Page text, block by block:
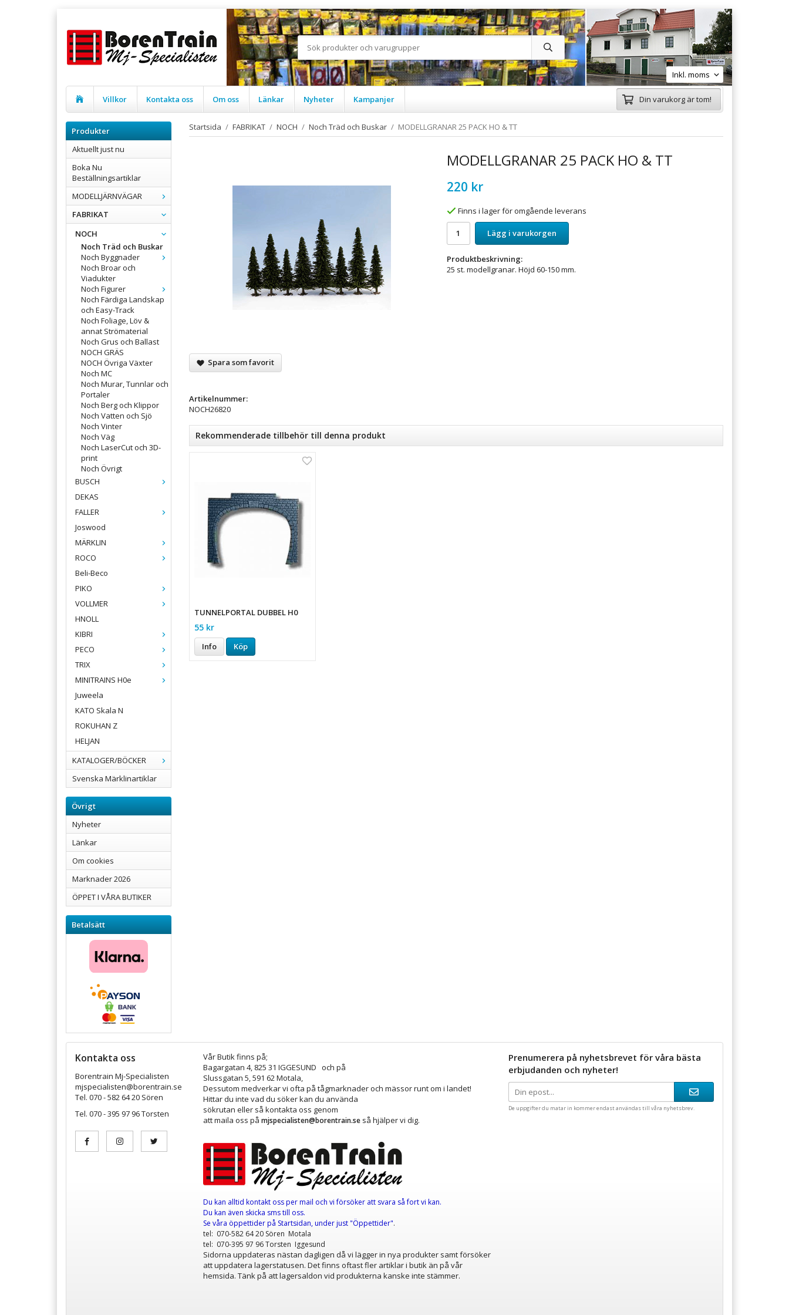
Villkor Kontakta oss Om oss Länkar Nyheter Kampanjer Din varukorg är tom!
Produkter
Aktuellt just nu
Boka Nu
Beställningsartiklar
MODELLJÄRNVÄGAR
FABRIKAT
NOCH
Noch Träd och Buskar
Noch Byggnader
Noch Broar och
Viadukter
Noch Figurer
Noch Färdiga Landskap
och Easy-Track
Noch Foliage, Löv &
annat Strömaterial
Noch Grus och Ballast
NOCH GRÄS
NOCH Övriga Växter
Noch MC
Noch Murar, Tunnlar och
Portaler
Noch Berg och Klippor
Noch Vatten och Sjö
Noch Vinter
Noch Väg
Noch LaserCut och 3D-
print
Noch Övrigt
BUSCH
DEKAS
FALLER
Joswood
MÄRKLIN
ROCO
Beli-Beco
PIKO
VOLLMER
HNOLL
KIBRI
PECO
TRIX
MINITRAINS H0e
Juweela
KATO Skala N
ROKUHAN Z
HELJAN
KATALOGER/BÖCKER
Svenska Märklinartiklar
Övrigt
Nyheter
Länkar
Om cookies
Marknader 2026
ÖPPET I VÅRA BUTIKER
Betalsätt
Startsida / FABRIKAT / NOCH / Noch Träd och Buskar / MODELLGRANAR 25 PACK HO & TT
MODELLGRANAR 25 PACK HO & TT
220 kr
Finns i lager för omgående leverans
Lägg i varukorgen
Produktbeskrivning:
25 st. modellgranar. Höjd 60-150 mm.
Spara som favorit
Artikelnummer:
NOCH26820
Rekommenderade tillbehör till denna produkt
TUNNELPORTAL DUBBEL H0
55 kr
Info Köp
Kontakta oss
Borentrain Mj-Specialisten
mjspecialisten@borentrain.se
Tel. 070 - 582 64 20 Sören
Tel. 070 - 395 97 96 Torsten
Vår Butik finns på;
Bagargatan 4, 825 31 IGGESUND och på
Slussgatan 5, 591 62 Motala,
Dessutom medverkar vi ofta på tågmarknader och mässor runt om i landet!
Hittar du inte vad du söker kan du använda
sökrutan eller så kontakta oss genom
att maila oss på mjspecialisten@borentrain.se så hjälper vi dig.
Du kan alltid kontakt oss per mail och vi försöker att svara så fort vi kan.
Du kan även skicka sms till oss.
Se våra öppettiderpå Startsidan, under just "Öppettider".
tel: 070-582 64 20 Sören Motala
tel: 070-395 97 96 Torsten Iggesund
Sidorna uppdateras nästan dagligen då vi lägger in nya produkter samt försöker
att uppdatera lagerstatusen. Det finns oftast fler artiklar i butik än på vår
hemsida. Tänk på att lagersaldon vid produkterna kanske inte stämmer.
Prenumerera på nyhetsbrevet för våra bästa
erbjudanden och nyheter!
De uppgifter du matar in kommer endast användas till våra nyhetsbrev.